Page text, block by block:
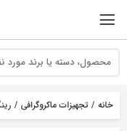
خانه / تجهیزات ماکروگرافی /